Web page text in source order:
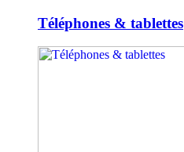
Téléphones & tablettes